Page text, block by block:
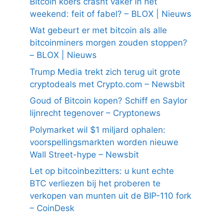
weekend: feit of fabel? – BLOX | Nieuws
Wat gebeurt er met bitcoin als alle
bitcoinminers morgen zouden stoppen?
– BLOX | Nieuws
Trump Media trekt zich terug uit grote
cryptodeals met Crypto.com – Newsbit
Goud of Bitcoin kopen? Schiff en Saylor
lijnrecht tegenover – Cryptonews
Polymarket wil $1 miljard ophalen:
voorspellingsmarkten worden nieuwe
Wall Street-hype – Newsbit
Let op bitcoinbezitters: u kunt echte
BTC verliezen bij het proberen te
verkopen van munten uit de BIP-110 fork
– CoinDesk